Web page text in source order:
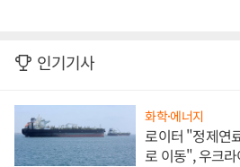
인기기사
화학·에너지
로이터 "정제연
로 이동", 우크